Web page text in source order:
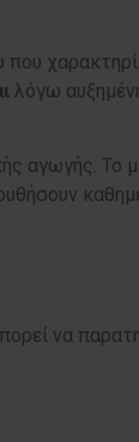
λόγω
αγωγής. Το
να